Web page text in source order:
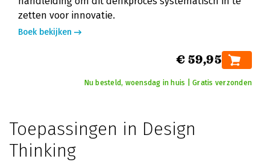
zetten voor innovatie.
Boek bekijken
€ 59,95
Nu besteld, woensdag in huis | Gratis verzonden
Toepassingen in Design
Thinking